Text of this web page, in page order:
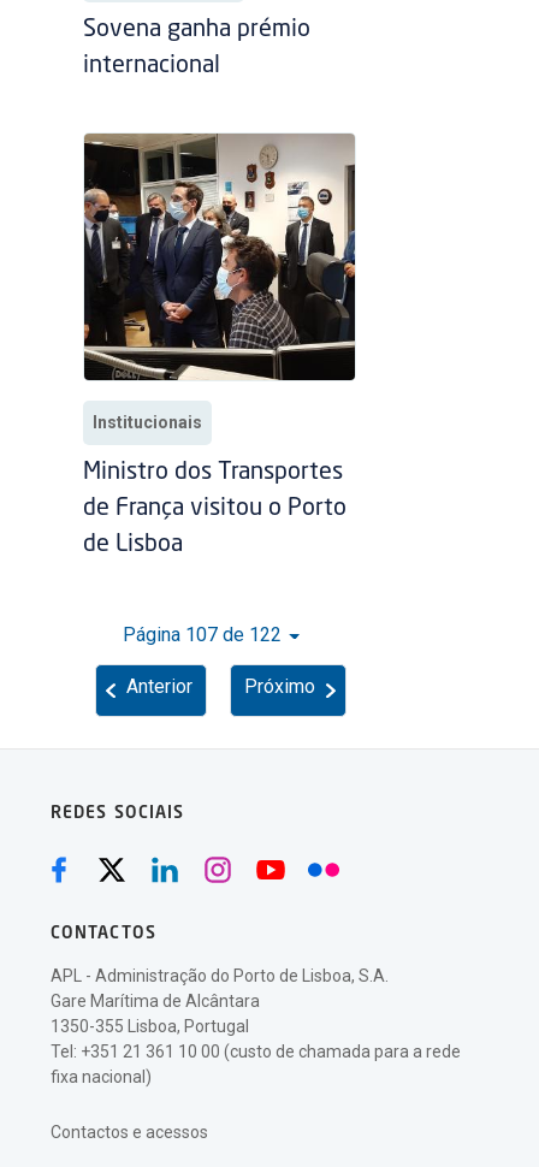
Sovena ganha prémio
internacional
Institucionais
Ministro dos Transportes
de França visitou o Porto
de Lisboa
Página 107 de 122
Anterior Próximo
REDES SOCIAIS
CONTACTOS
APL - Administração do Porto de Lisboa, S.A.
Gare Marítima de Alcântara
1350-355 Lisboa, Portugal
Tel: +351 21 361 10 00 (custo de chamada para a rede
fixa nacional)
Contactos e acessos